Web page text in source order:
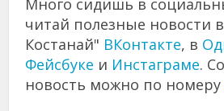
Много сидишь в
читай полезные новости
Костанай" ВКонтакте, в
Фейсбуке и Инстаграме.
новость можно по номеру